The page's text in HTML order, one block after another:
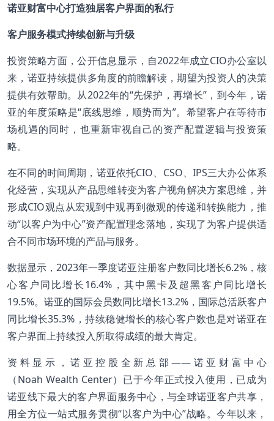
诺亚财富中心打造独居客户界面的私行
客户服务模式持续创新与升级
投资策略方面，公开信息显示，自2022年成立CIO办公室以
来，诺亚持续提供多角度的前瞻解读，期望为投资人的决策
提供有效帮助。从2022年的“先保护，再增长”，到今年，诺
亚的年度策略是“底线思维，顺势而为”。希望客户在等待市
场机遇的同时，也重新审视自己的资产配置逻辑与投资策
略。
在不同的时间周期，诺亚依托CIO、CSO、IPS三大办公体系
化经营，实现从产品思维转变为客户视角解决方案思维，并
形成CIO观点从宏观到中观再到微观的传递和转换能力，推
动“以客户为中心”资产配置理念落地，实现了为客户提供适
合不同市场环境的产品与服务。
数据显示，2023年一季度诺亚注册客户数同比增长6.2%，核
心客户同比增长16.4%，其中黑卡及超黑客户同比增长
19.5%。诺亚的国际会员数同比增长13.2%，国际总活跃客户
同比增长35.3%，持续稳健增长的核心客户数也是对诺亚在
客户界面上持续投入所取得成绩的最大肯定。
资料显示，诺亚控股全新总部——诺亚财富中心
（Noah Wealth Center）已于今年正式投入使用，已成为
诺亚线下最大的客户界面服务中心，与全球诺亚客户共享，
用全方位一站式服务贯彻“以客户为中心”战略。今年以来，